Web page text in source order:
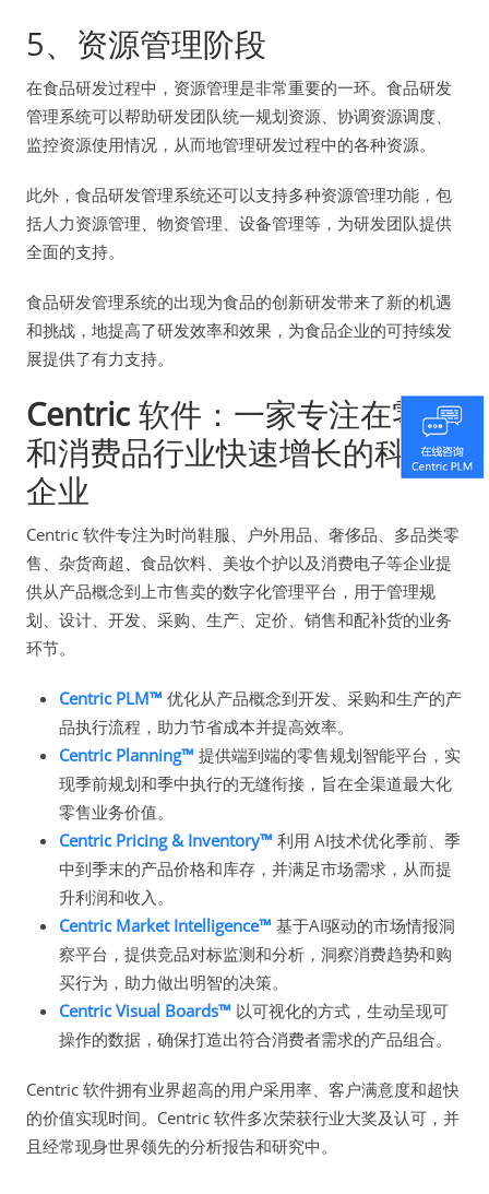
5、资源管理阶段
在食品研发过程中，资源管理是非常重要的一环。食品研发
管理系统可以帮助研发团队统一规划资源、协调资源调度、
监控资源使用情况，从而地管理研发过程中的各种资源。
此外，食品研发管理系统还可以支持多种资源管理功能，包
括人力资源管理、物资管理、设备管理等，为研发团队提供
全面的支持。
食品研发管理系统的出现为食品的创新研发带来了新的机遇
和挑战，地提高了研发效率和效果，为食品企业的可持续发
展提供了有力支持。
Centric 软件：一家专注在零售
和消费品行业快速增长的科技
企业
Centric 软件专注为时尚鞋服、户外用品、奢侈品、多品类零
售、杂货商超、食品饮料、美妆个护以及消费电子等企业提
供从产品概念到上市售卖的数字化管理平台，用于管理规
划、设计、开发、采购、生产、定价、销售和配补货的业务
环节。
Centric PLM™ 优化从产品概念到开发、采购和生产的产
品执行流程，助力节省成本并提高效率。
Centric Planning™ 提供端到端的零售规划智能平台，实
现季前规划和季中执行的无缝衔接，旨在全渠道最大化
零售业务价值。
Centric Pricing & Inventory™ 利用 AI技术优化季前、季
中到季末的产品价格和库存，并满足市场需求，从而提
升利润和收入。
Centric Market Intelligence™ 基于AI驱动的市场情报洞
察平台，提供竞品对标监测和分析，洞察消费趋势和购
买行为，助力做出明智的决策。
Centric Visual Boards™ 以可视化的方式，生动呈现可
操作的数据，确保打造出符合消费者需求的产品组合。
Centric 软件拥有业界超高的用户采用率、客户满意度和超快
的价值实现时间。Centric 软件多次荣获行业大奖及认可，并
且经常现身世界领先的分析报告和研究中。